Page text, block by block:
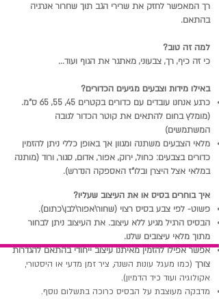
רך המאפשר לחזק את שרירי הגב תוך שחרור אנרגיה
בהתאם.
למה זה טוב?
כי זה כיף, רך, צבעוני, מאתגר את הגוף ועוד...
באילו מידות וצבעים מגיעים הכדורים?
כרגע אנחנו עובדים עם כדורים בקטרים 45, 55, 65 ס"מ.
(מומלץ בחום להתאים את קוטר הכדור לגובה
המשתמשים)
מלאי הצבעים משתנה ומגוון אך באופן כללי ניתן להזמין
כדורים בצבעים: כחול, ירוק, אפור, אדום, סגור, ורוד (מותנה
במלאי אצל היצרן ובלו"ז האספקה הנדרש).
איך בוחרים בסיס או את העיצוב שעליו?
פשוט- לפי צבע בסיס רצוי (שחור\אפור\לבן\כתום).
הבסיס הרגיל מגיע ללא עיצוב. את העיצוב ניתן לבחור
מתוך מלאי עיצובים שלנו.
אפשר אפילו להזמין מאיתנו עיצוב ייחודי בהתאם להגדרות
צורך (כמו מעגל עונות השנה, ציר זמן מדעי או היסטורי,
אקולוגיה ועוד כיד הדמיון).
מדבקה מעוצבת על הבסיס כרוכה בתשלום נוסף.